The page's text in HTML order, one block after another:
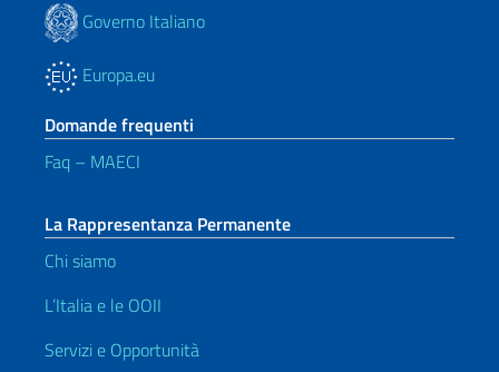
Governo Italiano
Europa.eu
Domande frequenti
Faq – MAECI
La Rappresentanza Permanente
Chi siamo
L’Italia e le OOII
Servizi e Opportunità